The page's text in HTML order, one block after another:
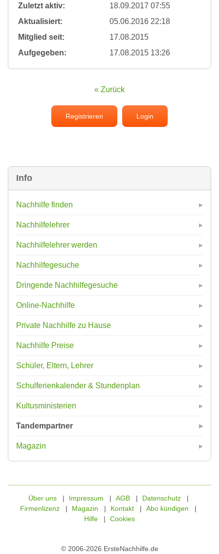
Info
Nachhilfe finden
Nachhilfelehrer
Nachhilfelehrer werden
Nachhilfegesuche
Dringende Nachhilfegesuche
Online-Nachhilfe
Private Nachhilfe zu Hause
Nachhilfe Preise
Schüler, Eltern, Lehrer
Schulferienkalender & Stundenplan
Kultusministerien
Tandempartner
Magazin
Zuletzt aktiv:
18.09.2017 07:55
Aktualisiert:
05.06.2016 22:18
Mitglied seit:
17.08.2015
Aufgegeben:
17.08.2015 13:26
« Zurück
Registrieren Login
© 2006-2026 ErsteNachhilfe.de
Über uns Impressum AGB
Datenschutz
Firmenlizenz
Magazin Kontakt
Abo kündigen
Hilfe
Cookies